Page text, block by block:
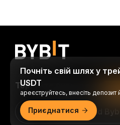
Торгуйте будь-де й будь-
Download
Почніть свій шлях у
USDT
ареєструйтесь, внесіть
Приєднатися